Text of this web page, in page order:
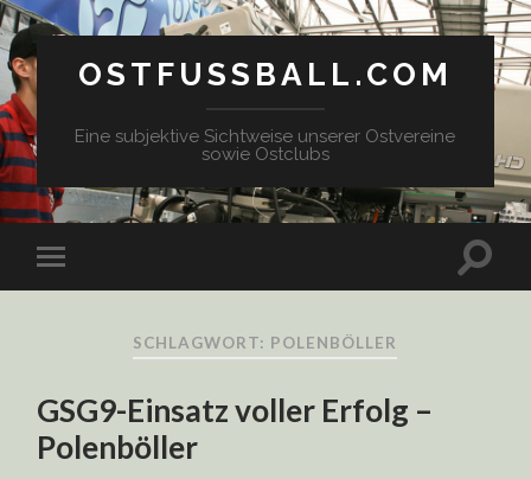
OSTFUSSBALL.COM
Eine subjektive Sichtweise unserer Ostvereine
sowie Ostclubs
SCHLAGWORT: POLENBÖLLER
GSG9-Einsatz voller Erfolg –
Polenböller